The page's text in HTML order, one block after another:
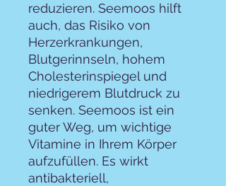
reduzieren. Seemoos hilft
auch, das Risiko von
Herzerkrankungen,
Blutgerinnseln, hohem
Cholesterinspiegel und
niedrigerem Blutdruck zu
senken. Seemoos ist ein
guter Weg, um wichtige
Vitamine in Ihrem Körper
aufzufüllen. Es wirkt
antibakteriell,